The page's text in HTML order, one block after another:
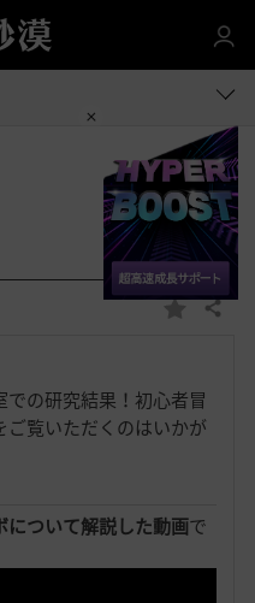
お
入
り
共有する
の研究結果！初心者冒
覧いただくのはいかが
について解説した動画で